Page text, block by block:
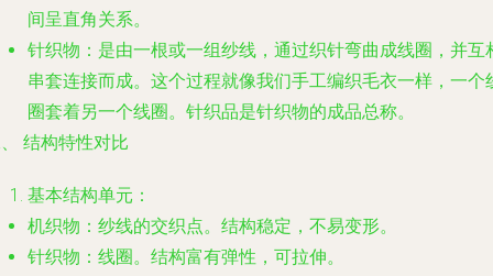
间呈直角关系。
针织物 ：是由一根或一组纱线，通过织针弯曲成线圈 ，并互
串套连接而成。这个过程就像我们手工编织毛衣一样，一个
圈套着另一个线圈。针织品是针织物的成品总称。
结构特性对比
基本结构单元 ：
机织物： 纱线的交织点。结构稳定，不易变形。
针织物： 线圈。结构富有弹性，可拉伸。